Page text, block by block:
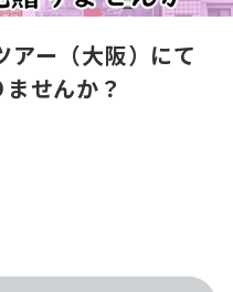
ー（大阪）にて
せんか？